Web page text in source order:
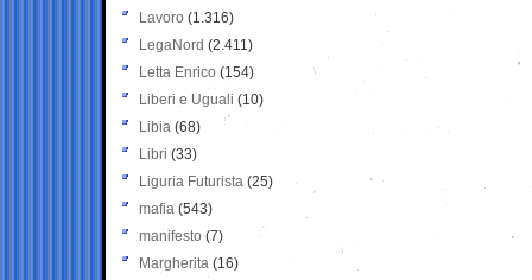
Lavoro (1.316)
LegaNord (2.411)
Letta Enrico (154)
Liberi e Uguali (10)
Libia (68)
Libri (33)
Liguria Futurista (25)
mafia (543)
manifesto (7)
Margherita (16)